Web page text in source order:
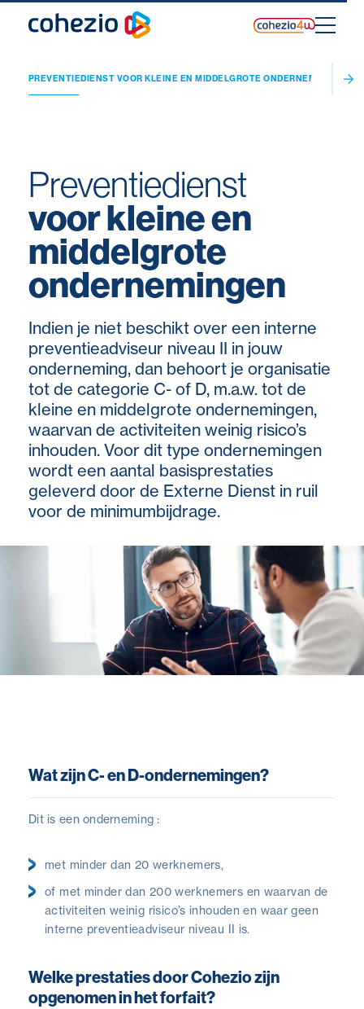
Skip
content
PREVENTIEDIENST VOOR KLEINE EN MIDDELGROTE ONDERNEMINGEN
Preventiedienst
voor kleine en
middelgrote
ondernemingen
Indien je niet beschikt over een interne
preventieadviseur niveau II in jouw
onderneming, dan behoort je organisatie
tot de categorie C- of D, m.a.w. tot de
kleine en middelgrote ondernemingen,
waarvan de activiteiten weinig risico’s
inhouden. Voor dit type ondernemingen
wordt een aantal basisprestaties
geleverd door de Externe Dienst in ruil
voor de minimumbijdrage.
Wat zijn C- en D-ondernemingen?
Dit is een onderneming :
met minder dan 20 werknemers,
of met minder dan 200 werknemers en waarvan de
activiteiten weinig risico’s inhouden en waar geen
interne preventieadviseur niveau II is.
Welke prestaties door Cohezio zijn
opgenomen in het forfait?